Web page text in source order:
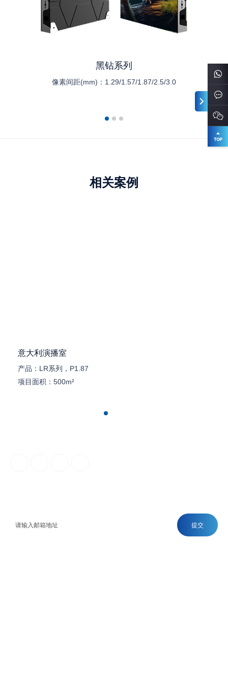
黑钻系列
像素间距(mm)： 1.29/1.57/1.87/2.5/3.0
相关案例
意大利演播室
产品： LR系列，P1.87
项目面积： 500m²
提交